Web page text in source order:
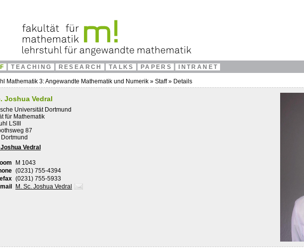
TEACHING RESEARCH TALKS PAPERS INTRANET
Mathematik 3: Angewandte Mathematik und Numerik » Staff» Details
Joshua Vedral
Universität Dortmund
für Mathematik
LSIII
87
Joshua Vedral
M 1043
(0231) 755-4394
(0231) 755-5933
M. Sc. Joshua Vedral